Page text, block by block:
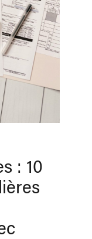
: 10